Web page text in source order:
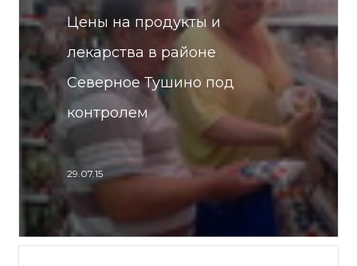
Цены на продукты и
лекарства в районе
Северное Тушино под
контролем
29.07.15